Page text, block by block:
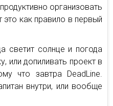
организовать
это как правило в первый
светит солнце и погода
или допиливать проект в
что завтра DeadLine.
внутри, или вообще